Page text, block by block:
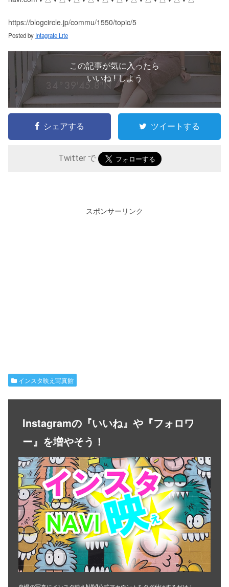
https://blogcircle.jp/commu/1550/topic/5
Posted by Intagrate Lite
この記事が気に入ったら
いいね ! しよう
シェアする ツイートする
Twitter で
スポンサーリンク
インスタ映え写真館
Instagramの『いいね』や『フォロワ
ー』を増やそう！